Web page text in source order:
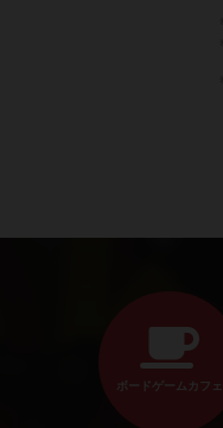
ボードゲームカフェ